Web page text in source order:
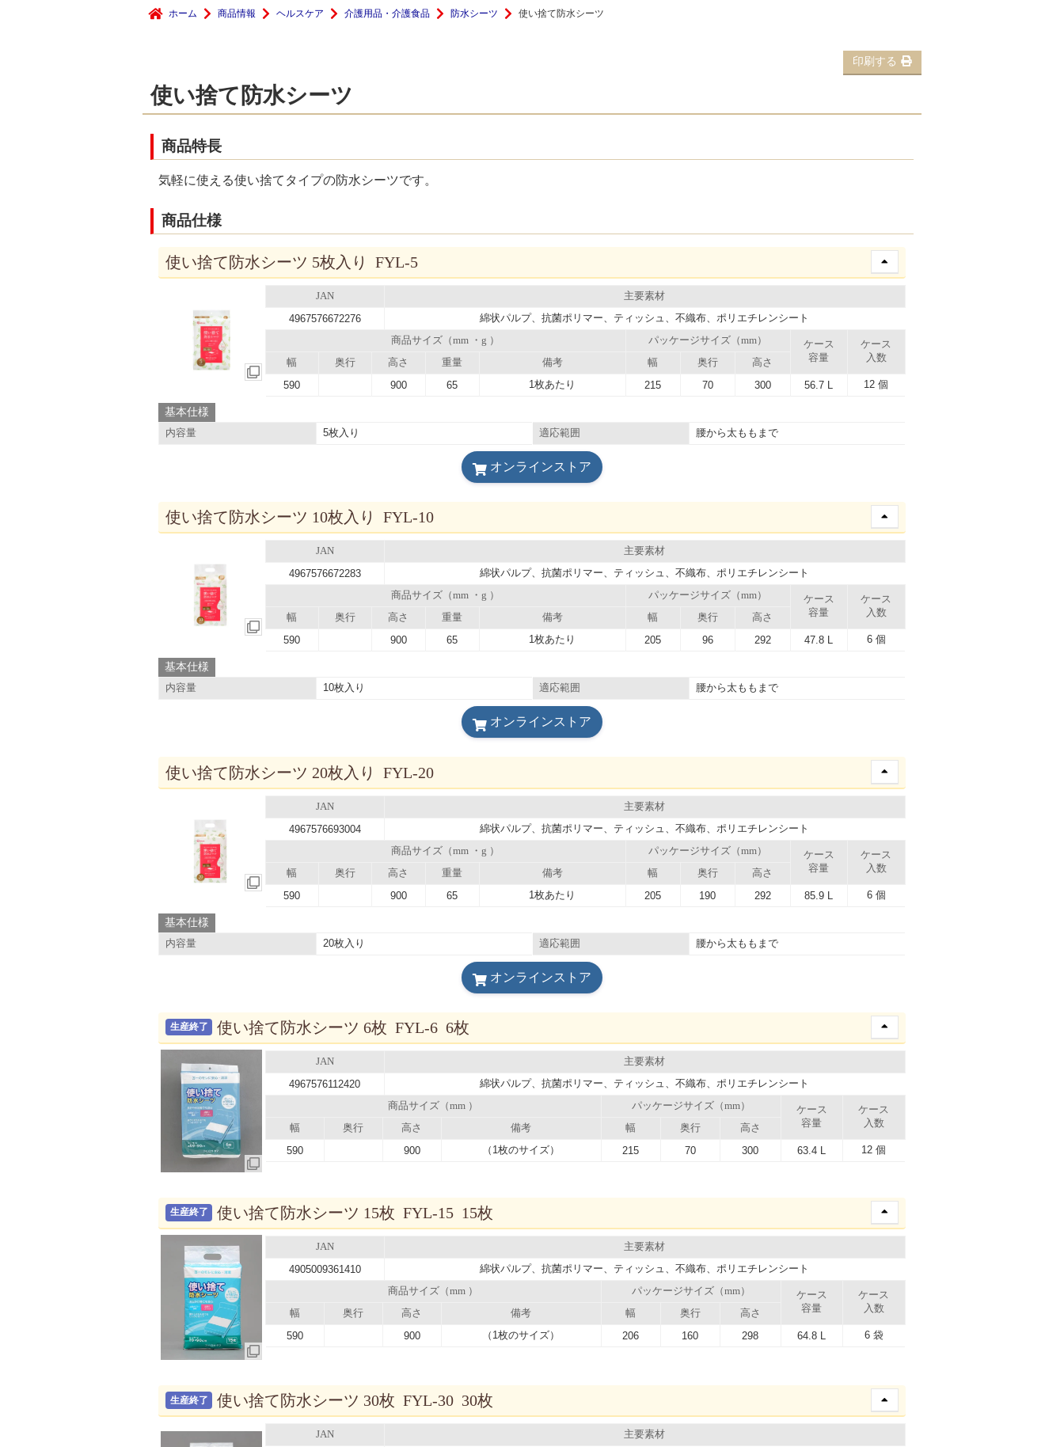
ホーム 商品情報 ヘルスケア 介護用品・介護食品 防水シーツ 使い捨て防水シーツ
印刷する
使い捨て防水シーツ
商品特長
気軽に使える使い捨てタイプの防水シーツです。
商品仕様
使い捨て防水シーツ 5枚入り FYL-5
JAN 主要素材
4967576672276 綿状パルプ、抗菌ポリマー、ティッシュ、不織布、ポリエチレンシート
商品サイズ（mm ・g ） パッケージサイズ（mm）
ケース
容量
ケース
入数
幅 奥行 高さ 重量 備考 幅 奥行 高さ
590 900 65 1枚あたり 215 70 300 56.7 L 12 個
基本仕様
内容量 5枚入り 適応範囲 腰から太ももまで
オンラインストア
使い捨て防水シーツ 10枚入り FYL-10
JAN 主要素材
4967576672283 綿状パルプ、抗菌ポリマー、ティッシュ、不織布、ポリエチレンシート
商品サイズ（mm ・g ） パッケージサイズ（mm）
ケース
容量
ケース
入数
幅 奥行 高さ 重量 備考 幅 奥行 高さ
590 900 65 1枚あたり 205 96 292 47.8 L 6 個
基本仕様
内容量 10枚入り 適応範囲 腰から太ももまで
オンラインストア
使い捨て防水シーツ 20枚入り FYL-20
JAN 主要素材
4967576693004 綿状パルプ、抗菌ポリマー、ティッシュ、不織布、ポリエチレンシート
商品サイズ（mm ・g ） パッケージサイズ（mm）
ケース
容量
ケース
入数
幅 奥行 高さ 重量 備考 幅 奥行 高さ
590 900 65 1枚あたり 205 190 292 85.9 L 6 個
基本仕様
内容量 20枚入り 適応範囲 腰から太ももまで
オンラインストア
生産終了 使い捨て防水シーツ 6枚 FYL-6 6枚
JAN 主要素材
4967576112420 綿状パルプ、抗菌ポリマー、ティッシュ、不織布、ポリエチレンシート
商品サイズ（mm ） パッケージサイズ（mm）
ケース
容量
ケース
入数
幅 奥行 高さ 備考 幅 奥行 高さ
590 900 （1枚のサイズ） 215 70 300 63.4 L 12 個
生産終了 使い捨て防水シーツ 15枚 FYL-15 15枚
JAN 主要素材
4905009361410 綿状パルプ、抗菌ポリマー、ティッシュ、不織布、ポリエチレンシート
商品サイズ（mm ） パッケージサイズ（mm）
ケース
容量
ケース
入数
幅 奥行 高さ 備考 幅 奥行 高さ
590 900 （1枚のサイズ） 206 160 298 64.8 L 6 袋
生産終了 使い捨て防水シーツ 30枚 FYL-30 30枚
JAN 主要素材